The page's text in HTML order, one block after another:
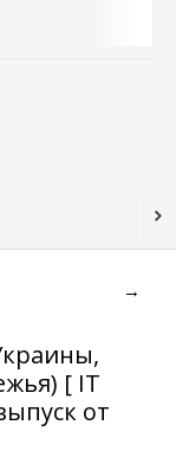
→
[ IT
от